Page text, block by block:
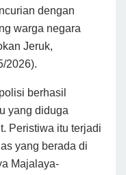
dengan
warga negara
Jeruk,
2026).
berhasil
yang diduga
Peristiwa itu terjadi
yang berada di
Majalaya-